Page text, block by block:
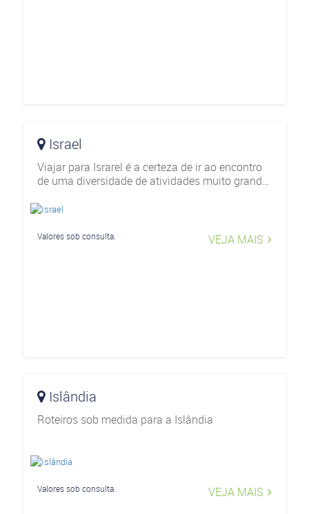
Israel
Viajar para Israrel é a certeza de ir ao encontro
de uma diversidade de atividades muito grande.
viajantes, que tratam de experiências culturais,
Valores sob consulta. VEJA MAIS
Islândia
Roteiros sob medida para a Islândia
Valores sob consulta. VEJA MAIS